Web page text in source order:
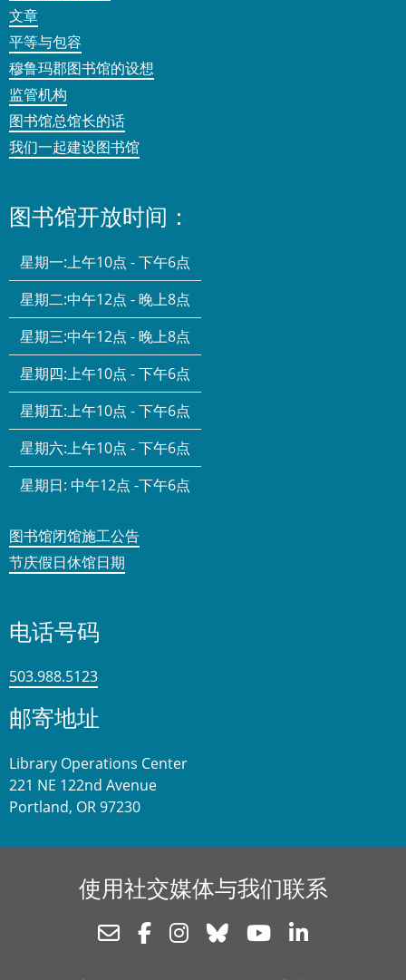
文章
平等与包容
穆鲁玛郡图书馆的设想
监管机构
图书馆总馆长的话
我们一起建设图书馆
图书馆开放时间：
星期一:上午10点 - 下午6点
星期二:中午12点 - 晚上8点
星期三:中午12点 - 晚上8点
星期四:上午10点 - 下午6点
星期五:上午10点 - 下午6点
星期六:上午10点 - 下午6点
星期日: 中午12点 -下午6点
图书馆闭馆施工公告
节庆假日休馆日期
电话号码
503.988.5123
邮寄地址
Library Operations Center
221 NE 122nd Avenue
Portland, OR 97230
使用社交媒体与我们联系
NewsletterFacebookInstagram
Bluesky Youtube